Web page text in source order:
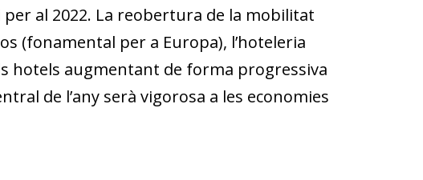
per al 2022. La reobertura de la mobilitat
(fonamental per a Europa), l’hoteleria
hotels augmentant de forma progressiva
de l’any serà vigorosa a les economies